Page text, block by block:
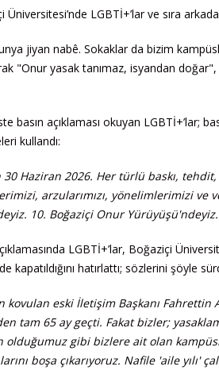
Üniversitesi’nde LGBTİ+’lar ve sıra
jiyan nabê. Sokaklar da bizim
"Onur yasak tanımaz, isyandan
basın açıklaması okuyan LGBTİ+’lar;
kullandı:
30 Haziran 2026. Her türlü baskı,
arzularımızı, yönelimlerimizi
10. Boğaziçi Onur
LGBTİ+’lar, Boğaziçi
kapatıldığını hatırlattı; sözlerini şöyle
kovulan eski İletişim Başkanı
tam 65 ay geçti. Fakat bizler;
olduğumuz gibi bizlere ait olan
boşa çıkarıyoruz. Nafile 'aile yılı'